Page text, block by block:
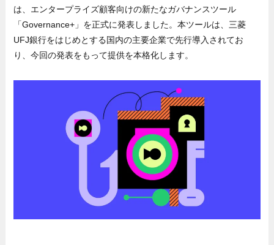
は、エンタープライズ顧客向けの新たなガバナンスツール
「Governance+」を正式に発表しました。本ツールは、三菱
UFJ銀行をはじめとする国内の主要企業で先行導入されてお
り、今回の発表をもって提供を本格化します。